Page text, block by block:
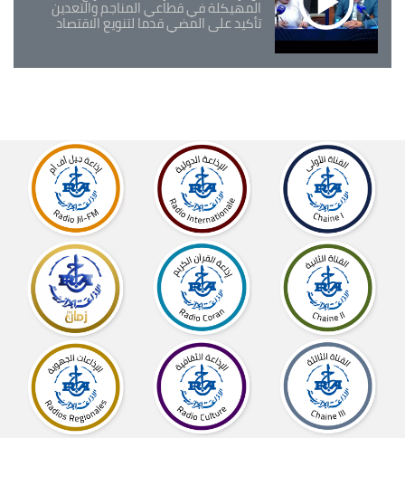
المهيكلة في قطاعي المناجم والتعدين
تأكيد على المضي قدما لتنويع الاقتصاد